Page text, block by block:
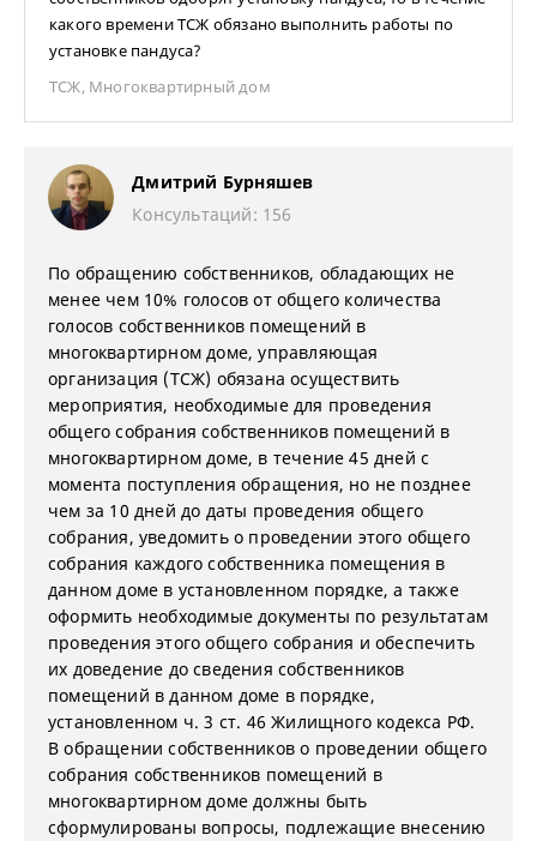
какого времени ТСЖ обязано выполнить работы по
установке пандуса?
ТСЖ, Многоквартирный дом
Дмитрий Бурняшев
Консультаций: 156
По обращению собственников, обладающих не
менее чем 10% голосов от общего количества
голосов собственников помещений в
многоквартирном доме, управляющая
организация (ТСЖ) обязана осуществить
мероприятия, необходимые для проведения
общего собрания собственников помещений в
многоквартирном доме, в течение 45 дней с
момента поступления обращения, но не позднее
чем за 10 дней до даты проведения общего
собрания, уведомить о проведении этого общего
собрания каждого собственника помещения в
данном доме в установленном порядке, а также
оформить необходимые документы по результатам
проведения этого общего собрания и обеспечить
их доведение до сведения собственников
помещений в данном доме в порядке,
установленном ч. 3 ст. 46 Жилищного кодекса РФ.
В обращении собственников о проведении общего
собрания собственников помещений в
многоквартирном доме должны быть
сформулированы вопросы, подлежащие внесению